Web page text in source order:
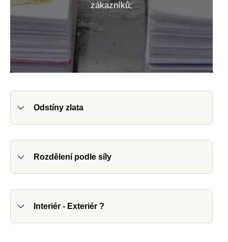
zákazníků;
Odstíny zlata
Rozdělení podle síly
Interiér - Exteriér ?